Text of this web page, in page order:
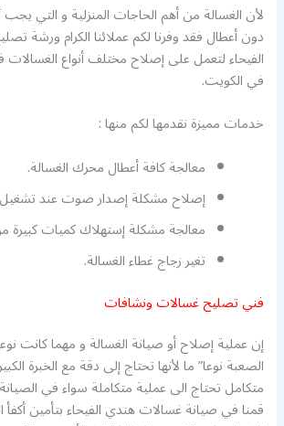
لأن الغسالة من أهم الحاجات المنزلية و التي
دون أعطال فقد وفرنا لكم عملائنا الكرام ورشة
الفيحاء لتعمل على إصلاح مختلف أنواع
في الكويت.
خدمات مميزة نقدمها لكم منها :
معالجة كافة أعطال محرك الغسالة.
إصلاح مشكلة إصدار صوت عند تشغيل
معالجة مشكلة إستهلاك كميات كبيرة
تغير زجاج غطاء الغسالة.
فني تصليح غسالات ونشافات
إن عملية إصلاح أو صيانة الغسالة و مهما كانت
الصعبة نوعا” ما لأنها تحتاج إلى دقة مع الخبرة
متكامل تحتاج الى عملية متكاملة سواء في
قمنا في صيانة غسالات هندي الفيحاء بتأمين أكفأ